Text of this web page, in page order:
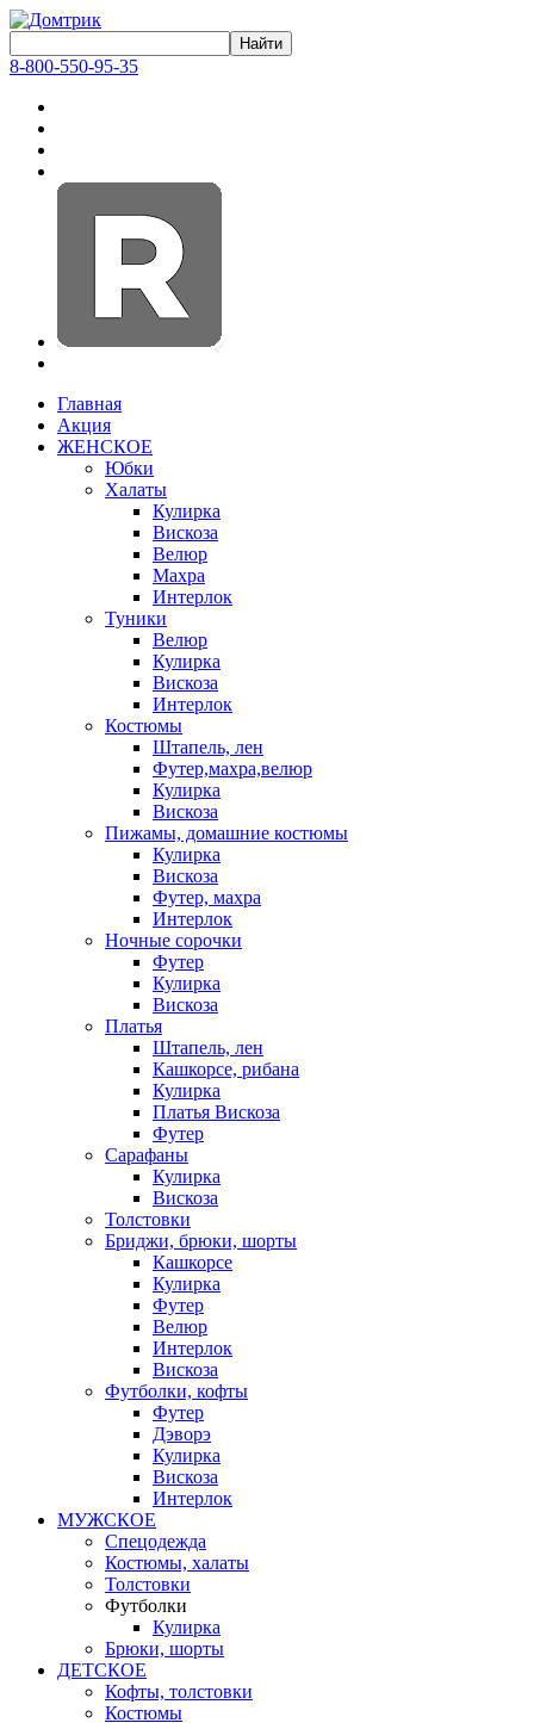
8-800-550-95-35
Главная
Акция
ЖЕНСКОЕ
Юбки
Халаты
Кулирка
Вискоза
Велюр
Махра
Интерлок
Туники
Велюр
Кулирка
Вискоза
Интерлок
Костюмы
Штапель, лен
Футер,махра,велюр
Кулирка
Вискоза
Пижамы, домашние костюмы
Кулирка
Вискоза
Футер, махра
Интерлок
Ночные сорочки
Футер
Кулирка
Вискоза
Платья
Штапель, лен
Кашкорсе, рибана
Кулирка
Платья Вискоза
Футер
Сарафаны
Кулирка
Вискоза
Толстовки
Бриджи, брюки, шорты
Кашкорсе
Кулирка
Футер
Велюр
Интерлок
Вискоза
Футболки, кофты
Футер
Дэворэ
Кулирка
Вискоза
Интерлок
МУЖСКОЕ
Спецодежда
Костюмы, халаты
Толстовки
Футболки
Кулирка
Брюки, шорты
ДЕТСКОЕ
Кофты, толстовки
Костюмы